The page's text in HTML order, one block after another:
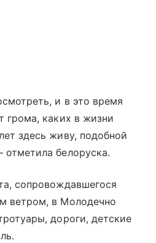
и в это время
грома, каких в жизни
здесь живу, подобной
белоруска.
сопровождавшегося
ветром, в Молодечно
дороги, детские